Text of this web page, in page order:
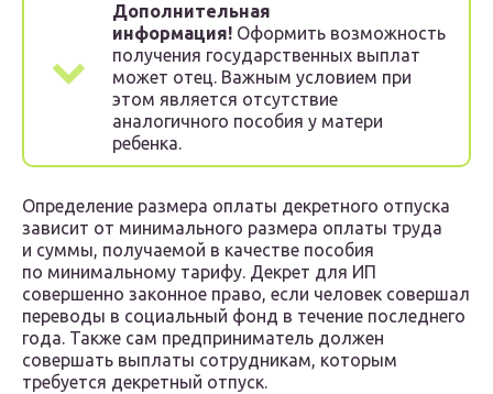
Дополнительная
информация! Оформить возможность
получения государственных выплат
может отец. Важным условием при
этом является отсутствие
аналогичного пособия у матери
ребенка.
Определение размера оплаты декретного отпуска
зависит от минимального размера оплаты труда
и суммы, получаемой в качестве пособия
по минимальному тарифу. Декрет для ИП
совершенно законное право, если человек совершал
переводы в социальный фонд в течение последнего
года. Также сам предприниматель должен
совершать выплаты сотрудникам, которым
требуется декретный отпуск.